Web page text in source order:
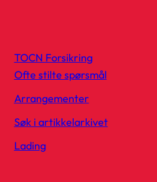
TOCN Forsikring
Ofte stilte spørsmål
Arrangementer
Søk i artikkelarkivet
Lading